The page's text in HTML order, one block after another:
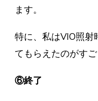
ます。
特に、私はVIO照射
てもらえたのがす
⑥終了